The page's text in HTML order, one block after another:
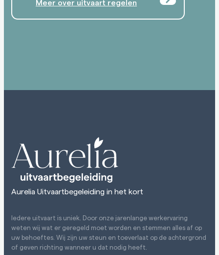
Meer over uitvaart regelen
Aurelia Uitvaartbegeleiding in het kort
Iedere uitvaart is uniek. Door onze jarenlange werkervaring
weten wij wat er geregeld moet worden en stemmen alles af op
uw behoeftes. Wij zijn uw steun en toeverlaat op de achtergrond
of geven richting wanneer u dat nodig heeft.